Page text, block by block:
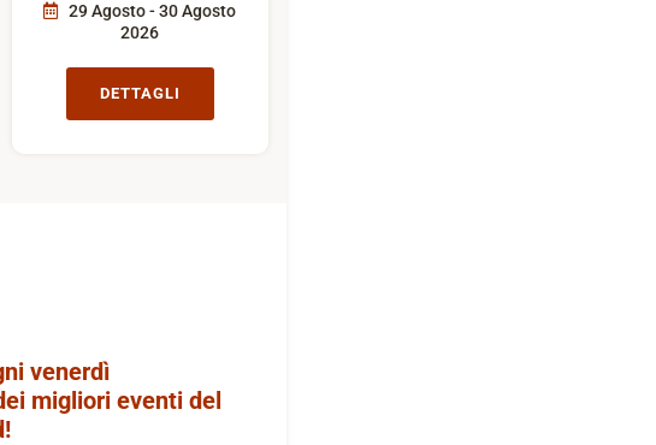
29 Agosto - 30 Agosto
2026
DETTAGLI
venerdì
migliori eventi del